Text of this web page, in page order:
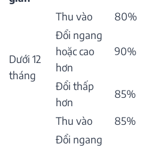
Dưới 12
tháng
Thu vào
80%
Đổi ngang
hoặc cao
hơn
90%
Đổi thấp
hơn
85%
Thu vào
85%
Đổi ngang